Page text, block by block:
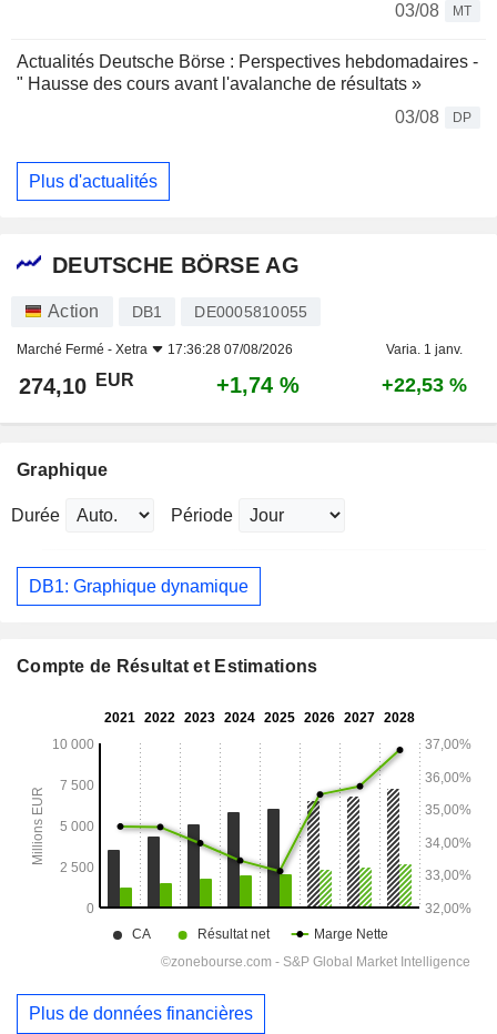
03/08
MT
Actualités Deutsche Börse : Perspectives hebdomadaires -
" Hausse des cours avant l'avalanche de résultats »
03/08
DP
Plus d'actualités
DEUTSCHE BÖRSE AG
Action DB1 DE0005810055
Marché Fermé - Xetra 17:36:28 07/08/2026 Varia. 1 janv.
274,10 EUR +1,74 % +22,53 %
Graphique
Durée Période
DB1: Graphique dynamique
Compte de Résultat et Estimations
Plus de données financières